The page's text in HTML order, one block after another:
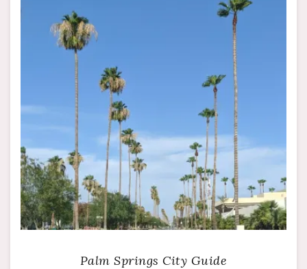
Palm Springs City Guide